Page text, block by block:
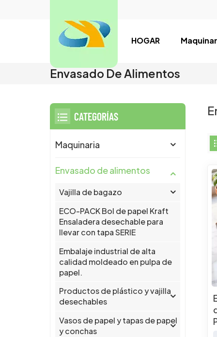
HOGAR
Envasado De Alimentos
CATEGORÍAS
Maquinaria
Envasado de alimentos
Vajilla de bagazo
ECO-PACK Bol de papel Kraft
Ensaladera desechable para
llevar con tapa SERIE
Embalaje industrial de alta
calidad moldeado en pulpa de
papel.
Productos de plástico y vajilla
desechables
Vasos de papel y tapas de papel
y conchas